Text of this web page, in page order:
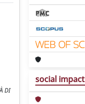
DI
social impact